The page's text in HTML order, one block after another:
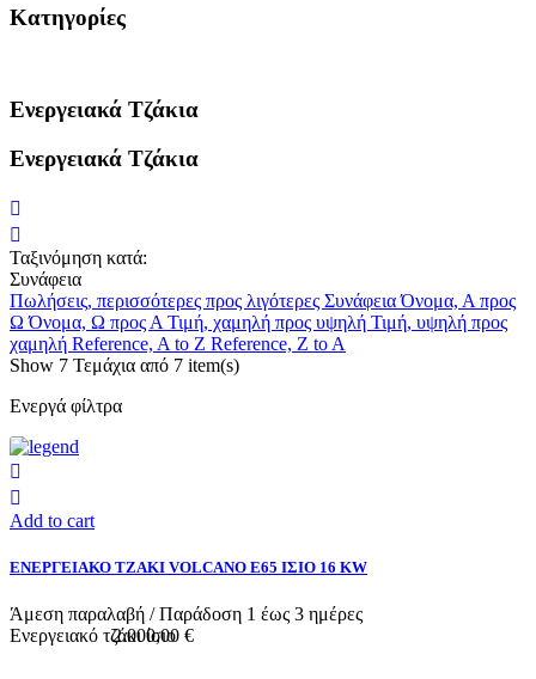
Κατηγορίες
Ενεργειακά Τζάκια
Ενεργειακά Τζάκια
Ταξινόμηση κατά:
Συνάφεια
Πωλήσεις, περισσότερες προς λιγότερες ΣυνάφειαΌνομα, Α προς
ΩΌνομα, Ω προς Α Τιμή, χαμηλή προς υψηλή Τιμή, υψηλή προς
χαμηλή Reference, A to Z Reference, Z to A
Show 7 Τεμάχια από 7 item(s)
Ενεργά φίλτρα
Add to cart
ΕΝΕΡΓΕΙΑΚΟ ΤΖΑΚΙ VOLCANO Ε65 ΙΣΙΟ 16 KW
Άμεση παραλαβή / Παράδoση 1 έως 3 ημέρες
2.000,00 €
Ενεργειακό τζάκι ίσιο